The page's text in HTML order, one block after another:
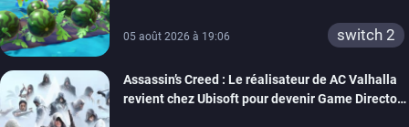
05 août 2026 à 19:06 switch 2
Assassin’s Creed : Le réalisateur de AC Valhalla
revient chez Ubisoft pour devenir Game Director